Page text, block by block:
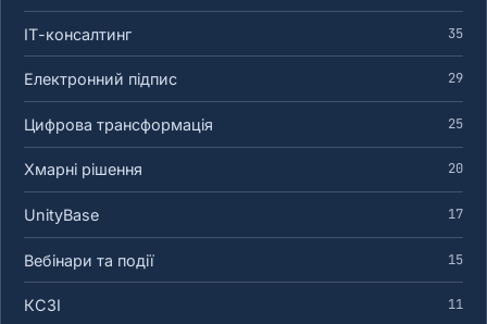
ІТ-консалтинг 35
Електронний підпис 29
Цифрова трансформація 25
Хмарні рішення 20
UnityBase 17
Вебінари та події 15
КСЗІ 11